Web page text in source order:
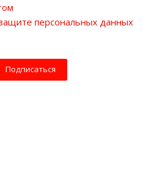
персональных данных